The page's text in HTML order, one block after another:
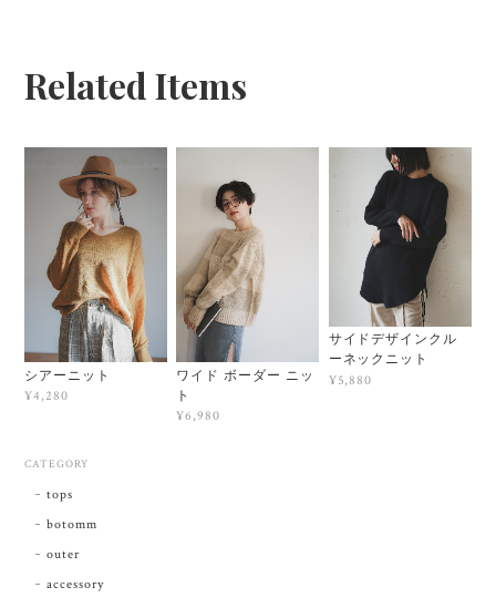
Related Items
シアーニット
¥4,280
ワイド ボーダー ニッ
ト
¥6,980
サイドデザインクル
ーネックニット
¥5,880
CATEGORY
tops
botomm
outer
accessory